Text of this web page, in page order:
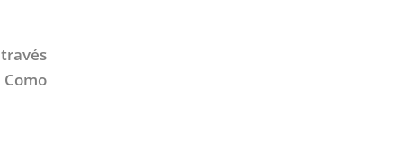
través